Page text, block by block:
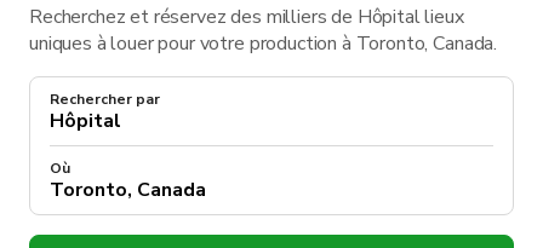
Recherchez et réservez des milliers de Hôpital lieux
uniques à louer pour votre production à Toronto, Canada.
Rechercher par
Où